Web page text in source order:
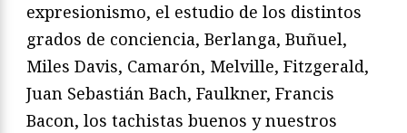
expresionismo, el estudio de los distintos
grados de conciencia, Berlanga, Buñuel,
Miles Davis, Camarón, Melville, Fitzgerald,
Juan Sebastián Bach, Faulkner, Francis
Bacon, los tachistas buenos y nuestros